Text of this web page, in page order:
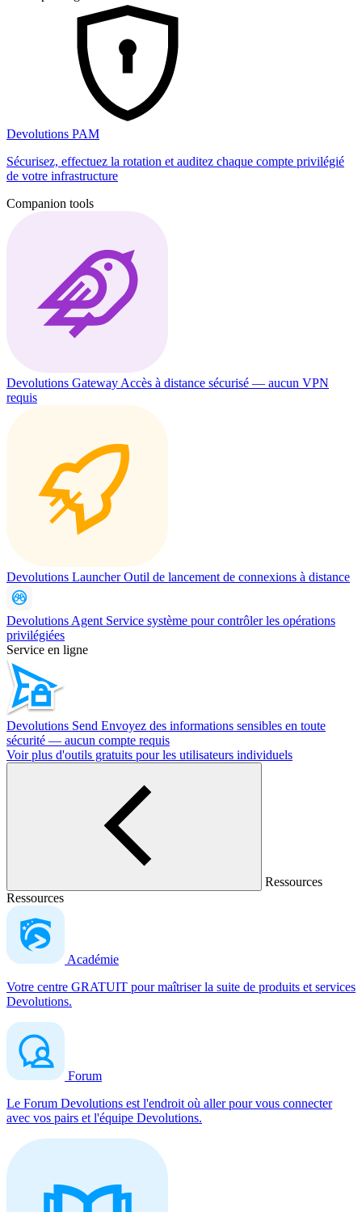
Devolutions PAM
Sécurisez, effectuez la rotation et auditez chaque compte privilégié
de votre infrastructure
Companion tools
Devolutions Gateway Accès à distance sécurisé — aucun VPN
requis
Devolutions LauncherOutil de lancement de connexions à distance
Devolutions Agent Service système pour contrôler les opérations
privilégiées
Service en ligne
Devolutions Send Envoyez des informations sensibles en toute
sécurité — aucun compte requis
Voir plus d'outils gratuits pour les utilisateurs individuels
Ressources
Ressources
Académie
Votre centre GRATUIT pour maîtriser la suite de produits et services
Devolutions.
Forum
Le Forum Devolutions est l'endroit où aller pour vous connecter
avec vos pairs et l'équipe Devolutions.